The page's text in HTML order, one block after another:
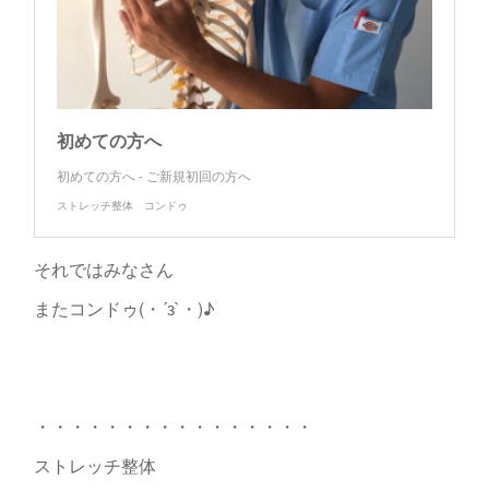
初めての方へ
初めての方へ - ご新規初回の方へ
ストレッチ整体 コンドゥ
それではみなさん
またコンドゥ(・´з`・)♪
・・・・・・・・・・・・・・・・
ストレッチ整体